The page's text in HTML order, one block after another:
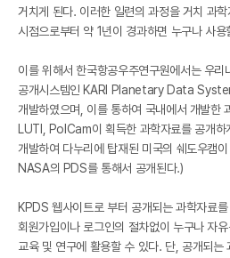
I
거치게 된다. 이러한 일련의 과정을 거치 과
시점으로부터 약 1년이 경과하면 누구나 사
이를 위해서 한국항공우주연구원에서는 우
공개시스템인 KARI Planetary Data
개발하였으며, 이를 통하여 국내에서 개발한
LUTI, PolCam이 획득한 과학자료를 공개하
개발하여 다누리에 탑재된 미국의 쉐도우캠
NASA의 PDS를 통해서 공개된다.)
KPDS 웹사이트로 부터 공개되는 과학자료
회원가입이나 로그인의 절차없이 누구나 자
교육 및 연구에 활용할 수 있다. 단, 공개되는